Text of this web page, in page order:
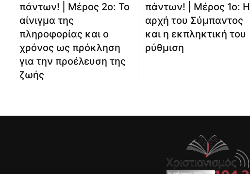
πάντων! | Μέρος 2ο: Το
αίνιγμα της
πληροφορίας και ο
χρόνος ως πρόκληση
για την προέλευση της
ζωής
πάντων! | Μέρος 1ο: Η
αρχή του Σύμπαντος
και η εκπληκτική του
ρύθμιση